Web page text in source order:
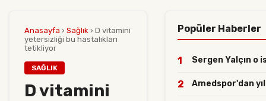
Anasayfa › Sağlık › D vitamini
yetersizliği bu hastalıkları
tetikliyor
SAĞLIK
D vitamini
Popüler Haberler
1 Sergen Yalçın o
2 Amedspor'dan